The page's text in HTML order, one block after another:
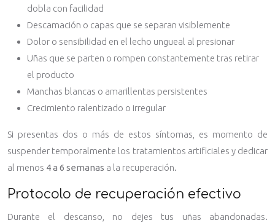
dobla con facilidad
Descamación o capas que se separan visiblemente
Dolor o sensibilidad en el lecho ungueal al presionar
Uñas que se parten o rompen constantemente tras retirar
el producto
Manchas blancas o amarillentas persistentes
Crecimiento ralentizado o irregular
Si presentas dos o más de estos síntomas, es momento de
suspender temporalmente los tratamientos artificiales y dedicar
al menos 4 a 6 semanas a la recuperación.
Protocolo de recuperación efectivo
Durante el descanso, no dejes tus uñas abandonadas.